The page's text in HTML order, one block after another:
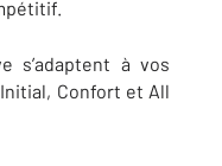
s’adaptent à vos
Confort et All